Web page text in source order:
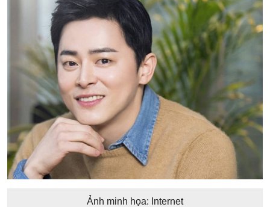
Ảnh minh họa: Internet